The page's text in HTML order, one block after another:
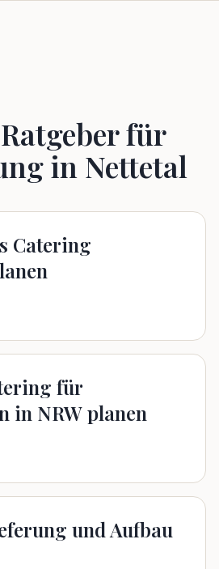
für
in Nettetal
Catering
für
in NRW planen
und Aufbau